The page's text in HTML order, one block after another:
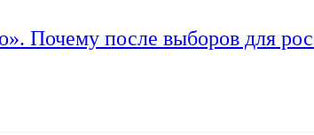
Почему после выборов для